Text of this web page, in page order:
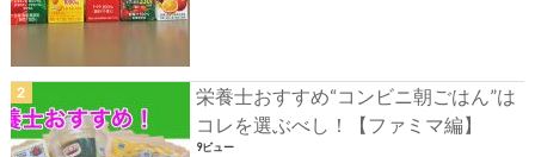
栄養士おすすめ“コンビニ朝ごはん”は
コレを選ぶべし！【ファミマ編】
9ビュー